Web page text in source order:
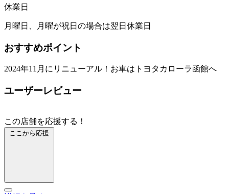
休業日
月曜日、月曜が祝日の場合は翌日休業日
おすすめポイント
2024年11月にリニューアル！お車はトヨタカローラ函館へ
ユーザーレビュー
この店舗を応援する！
ここから応援